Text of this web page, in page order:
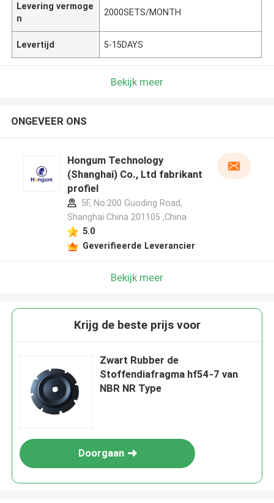
Levering vermoge
n
2000SETS/MONTH
Levertijd 5-15DAYS
Bekijk meer
ONGEVEER ONS
Hongum Technology
(Shanghai) Co., Ltd fabrikant
profiel
5F, No.200 Guoding Road,
Shanghai China 201105 ,China
5.0
Geverifieerde Leverancier
Bekijk meer
Krijg de beste prijs voor
Zwart Rubber de
Stoffendiafragma hf54-7 van
NBR NR Type
Doorgaan